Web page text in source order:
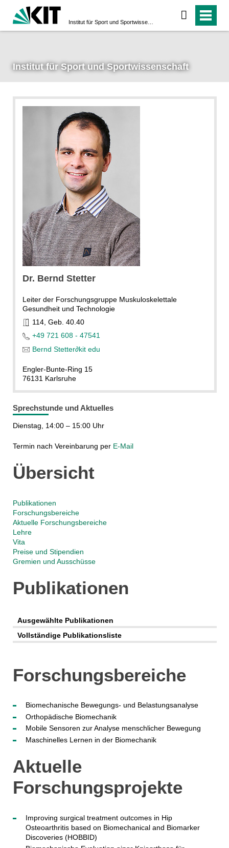
Institut für Sport und Sportwissenschaft
Dr. Bernd Stetter
Leiter der Forschungsgruppe Muskuloskelettale
Gesundheit und Technologie
114, Geb. 40.40
+49 721 608 - 47541
Bernd Stetter∂kit edu
Engler-Bunte-Ring 15
76131 Karlsruhe
Sprechstunde und Aktuelles
Dienstag, 14:00 – 15:00 Uhr
Termin nach Vereinbarung per E-Mail
Übersicht
Publikationen
Forschungsbereiche
Aktuelle Forschungsbereiche
Lehre
Vita
Preise und Stipendien
Gremien und Ausschüsse
Publikationen
Ausgewählte Publikationen
Vollständige Publikationsliste
Forschungsbereiche
Biomechanische Bewegungs- und Belastungsanalyse
Orthopädische Biomechanik
Mobile Sensoren zur Analyse menschlicher Bewegung
Maschinelles Lernen in der Biomechanik
Aktuelle
Forschungsprojekte
Improving surgical treatment outcomes in Hip
Osteoarthritis based on Biomechanical and Biomarker
Discoveries (HOBBID)